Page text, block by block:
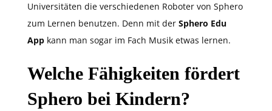
Universitäten die verschiedenen Roboter von Sphero
zum Lernen benutzen. Denn mit der Sphero Edu
App kann man sogar im Fach Musik etwas lernen.
Welche Fähigkeiten fördert
Sphero bei Kindern?